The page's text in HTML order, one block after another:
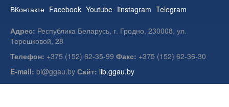
ВКонтакте Facebook Youtube Iinstagram Telegram
Адрес: Республика Беларусь, г. Гродно, 230008, ул.
Терешковой, 28
Телефон: +375 (152) 62-35-99 Факс: +375 (152) 62-36-30
E-mail: bi@ggau.by Сайт: lib.ggau.by